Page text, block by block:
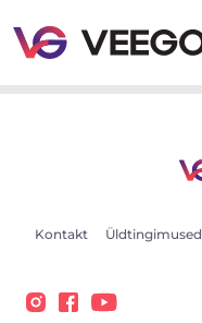
Kontakt Üldtingimused